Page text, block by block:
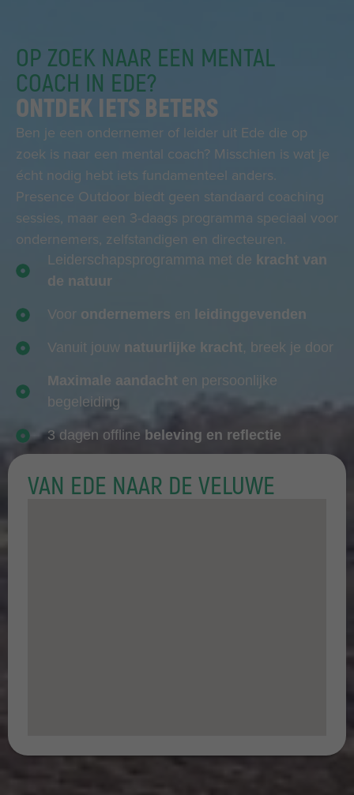
OP ZOEK NAAR EEN MENTAL
COACH IN EDE?
ONTDEK IETS BETERS
Ben je een ondernemer of leider uit Ede die op
zoek is naar een mental coach? Misschien is wat je
écht nodig hebt iets fundamenteel anders.
Presence Outdoor biedt geen standaard coaching
sessies, maar een 3-daags programma speciaal voor
ondernemers, zelfstandigen en directeuren.
Leiderschapsprogramma met de kracht van
de natuur
Voor ondernemers en leidinggevenden
Vanuit jouw natuurlijke kracht, breek je door
Maximale aandacht en persoonlijke
begeleiding
3 dagen offline beleving en reflectie
VAN EDE NAAR DE VELUWE